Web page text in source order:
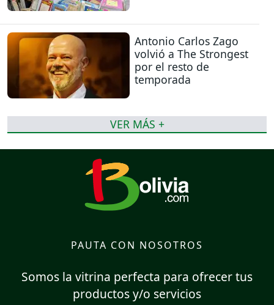
Antonio Carlos Zago
volvió a The Strongest
por el resto de
temporada
VER MÁS +
PAUTA CON NOSOTROS
Somos la vitrina perfecta para ofrecer tus
productos y/o servicios